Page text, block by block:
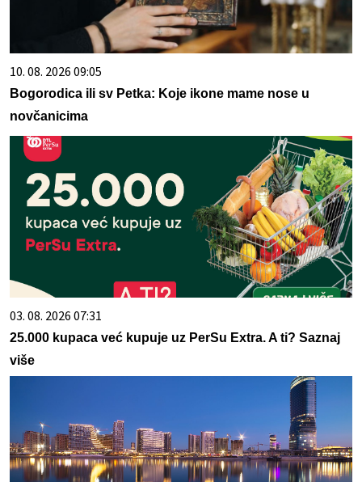
10. 08. 2026 09:05
Bogorodica ili sv Petka: Koje ikone mame nose u
novčanicima
03. 08. 2026 07:31
25.000 kupaca već kupuje uz PerSu Extra. A ti? Saznaj
više